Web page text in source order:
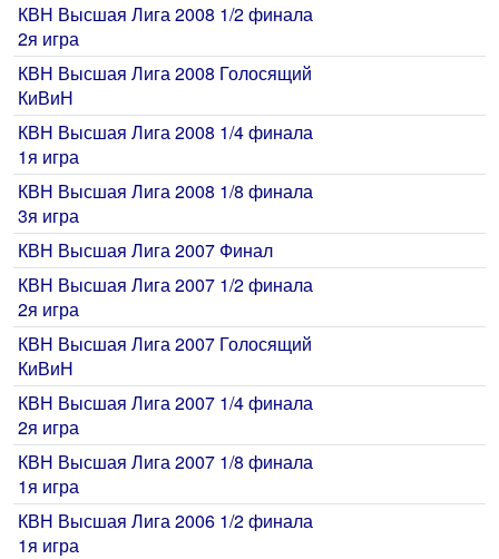
КВН Высшая Лига 2008 1/2 финала
2я игра
КВН Высшая Лига 2008 Голосящий
КиВиН
КВН Высшая Лига 2008 1/4 финала
1я игра
КВН Высшая Лига 2008 1/8 финала
3я игра
КВН Высшая Лига 2007 Финал
КВН Высшая Лига 2007 1/2 финала
2я игра
КВН Высшая Лига 2007 Голосящий
КиВиН
КВН Высшая Лига 2007 1/4 финала
2я игра
КВН Высшая Лига 2007 1/8 финала
1я игра
КВН Высшая Лига 2006 1/2 финала
1я игра